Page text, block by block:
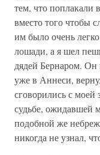
тем, что поплакали
вместо того чтобы
им было очень
лошади, а я шел
дядей Бернаром.
уже в Аннеси,
сговорились с моей
судьбе, ожидавшей
подобной же
никогда не узнал,